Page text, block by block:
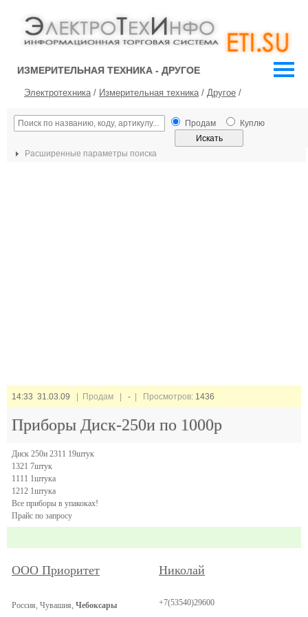
ИЗМЕРИТЕЛЬНАЯ ТЕХНИКА - ДРУГОЕ
Электротехника/ Измерительная техника/ Другое /
Продам Куплю
Расширенные параметры поиска
14:33 31.03.09 | Продам | - | Просмотров: 1436
Приборы Диск-250и по 1000р
Диск 250и 2311 19штук
1321 7штук
1111 1штука
1212 1штука
Все приборы в упакоках!
Прайс по запросу
ООО Приоритет
Россия, Чувашия, Чебоксары
Николай
+7(53540)29600